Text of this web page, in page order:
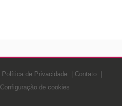
Política de Privacidade
Contato
Configuração de cookies